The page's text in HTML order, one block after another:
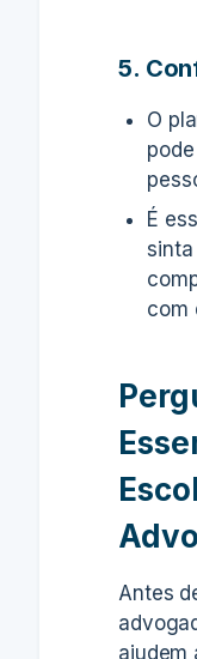
5.
O
É
com
Antes
ajudem